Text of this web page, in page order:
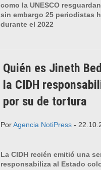
como la UNESCO
sin embargo 25 periodistas
durante el 2022
Quién es Jineth
la CIDH
por su de tortura
PorAgencia NotiPress -
La CIDH recién emitió una
responsabiliza al Estado